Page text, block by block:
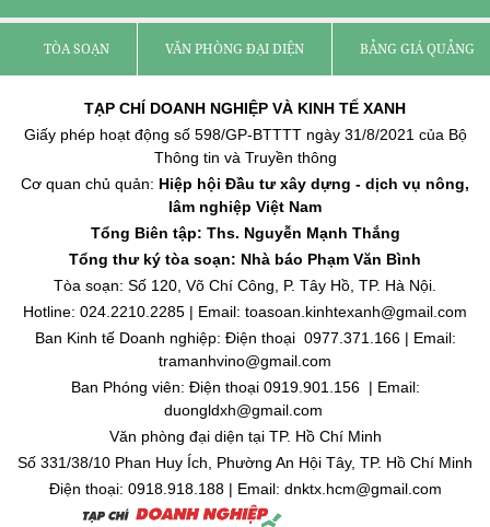
TÒA SOẠN VĂN PHÒNG ĐẠI DIỆN BẢNG GIÁ QUẢNG
TẠP CHÍ DOANH NGHIỆP VÀ KINH TẾ XANH
Giấy phép hoạt động số 598/GP-BTTTT ngày 31/8/2021 của Bộ
Thông tin và Truyền thông
Cơ quan chủ quản: Hiệp hội Đầu tư xây dựng - dịch vụ nông,
lâm nghiệp Việt Nam
Tổng Biên tập: Ths. Nguyễn Mạnh Thắng
Tổng thư ký tòa soạn: Nhà báo Phạm Văn Bình
Tòa soạn: Số 120, Võ Chí Công, P. Tây Hồ, TP. Hà Nội.
Hotline: 024.2210.2285 | Email: toasoan.kinhtexanh@gmail.com
Ban Kinh tế Doanh nghiệp: Điện thoại 0977.371.166 | Email:
tramanhvino@gmail.com
Ban Phóng viên: Điện thoại 0919.901.156 | Email:
duongldxh@gmail.com
Văn phòng đại diện tại TP. Hồ Chí Minh
Số 331/38/10 Phan Huy Ích, Phường An Hội Tây, TP. Hồ Chí Minh
Điện thoại: 0918.918.188 | Email: dnktx.hcm@gmail.com